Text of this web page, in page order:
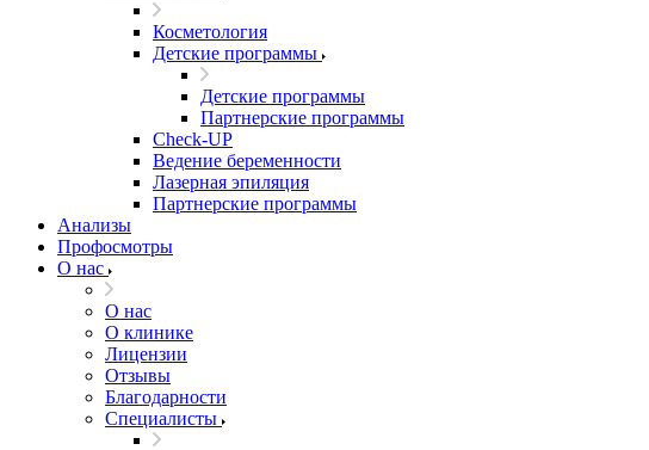
Косметология
Детские программы
Детские программы
Партнерские программы
Check-UP
Ведение беременности
Лазерная эпиляция
Партнерские программы
Анализы
Профосмотры
О нас
О нас
О клинике
Лицензии
Отзывы
Благодарности
Специалисты